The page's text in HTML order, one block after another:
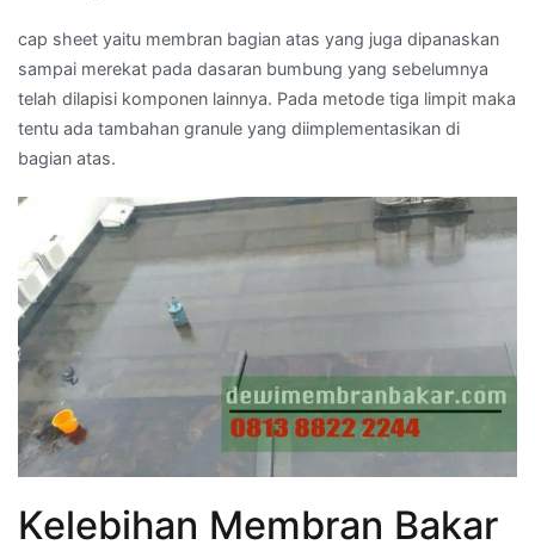
cap sheet yaitu membran bagian atas yang juga dipanaskan
sampai merekat pada dasaran bumbung yang sebelumnya
telah dilapisi komponen lainnya. Pada metode tiga limpit maka
tentu ada tambahan granule yang diimplementasikan di
bagian atas.
Kelebihan Membran Bakar